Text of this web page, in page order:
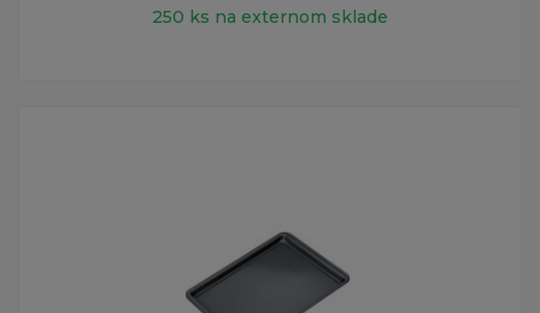
250 ks na externom sklade